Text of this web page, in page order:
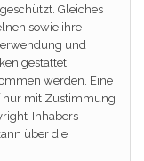
Gleiches
sowie ihre
und
gestattet,
werden. Eine
nur mit Zustimmung
Inhabers
über die